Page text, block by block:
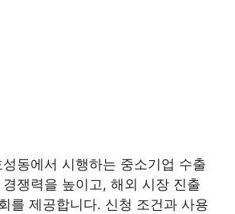
동에서 시행하는 중소기업 수출
쟁력을 높이고, 해외 시장 진출
를 제공합니다. 신청 조건과 사용